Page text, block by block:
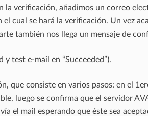
la verificación, añadimos un correo
cual se hará la verificación. Un vez
también nos llega un mensaje de
test e-mail en “Succeeded”).
que consiste en varios pasos: en el
luego se confirma que el servidor
el mail esperando que éste sea